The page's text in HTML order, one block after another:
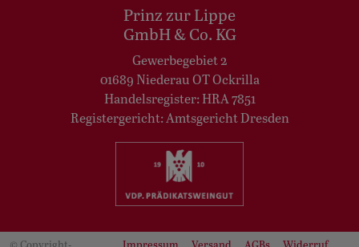
Prinz zur Lippe
GmbH & Co. KG
Gewerbegebiet 2
01689 Niederau OT Ockrilla
Handelsregister: HRA 7851
Registergericht: Amtsgericht Dresden